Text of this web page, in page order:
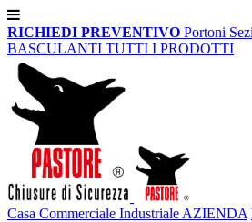
RICHIEDI PREVENTIVO Portoni
BASCULANTI TUTTI I PRODOTTI
Casa Commerciale Industriale AZIENDA